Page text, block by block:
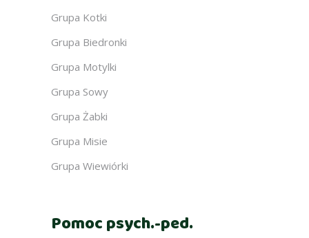
Grupa Kotki
Grupa Biedronki
Grupa Motylki
Grupa Sowy
Grupa Żabki
Grupa Misie
Grupa Wiewiórki
Pomoc psych.-ped.